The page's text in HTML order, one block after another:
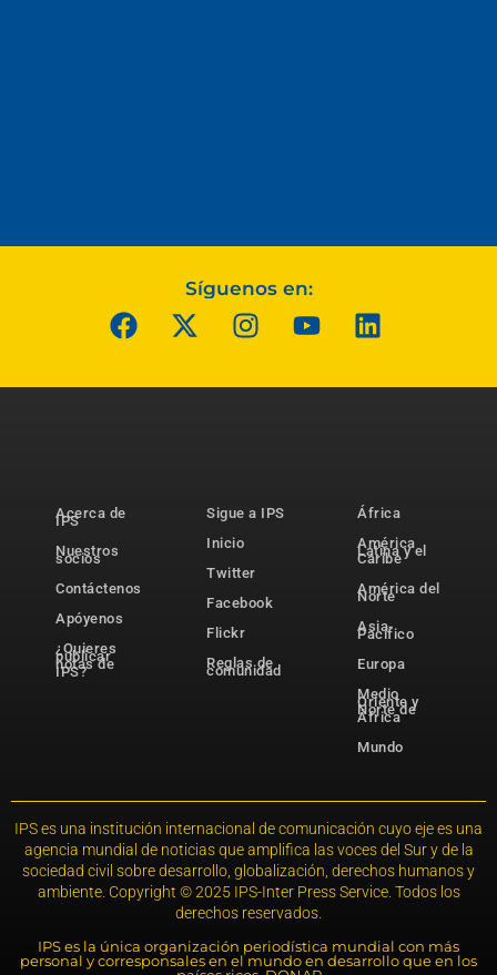
Síguenos en:
Acerca de
IPS
Nuestros
socios
Contáctenos
Apóyenos
¿Quieres
publicar
notas de
IPS?
Sigue a IPS
Inicio
Twitter
Facebook
Flickr
Reglas de
comunidad
África
América
Latina y el
Caribe
América del
Norte
Asia-
Pacífico
Europa
Medio
Oriente y
Norte de
África
Mundo
IPS es una institución internacional de comunicación cuyo eje es una
agencia mundial de noticias que amplifica las voces del Sur y de la
sociedad civil sobre desarrollo, globalización, derechos humanos y
ambiente. Copyright © 2025 IPS-Inter Press Service. Todos los
derechos reservados.
IPS es la única organización periodística mundial con más
personal y corresponsales en el mundo en desarrollo que en los